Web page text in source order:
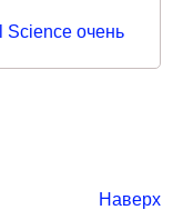
Science очень
Наверх